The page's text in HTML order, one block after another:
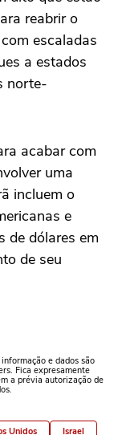
reabrir o
escaladas
a estados
norte-
acabar com
uma
incluem o
e
de dólares em
de seu
e dados são
Fica expresamente
a prévia autorização de
Unidos
Israel